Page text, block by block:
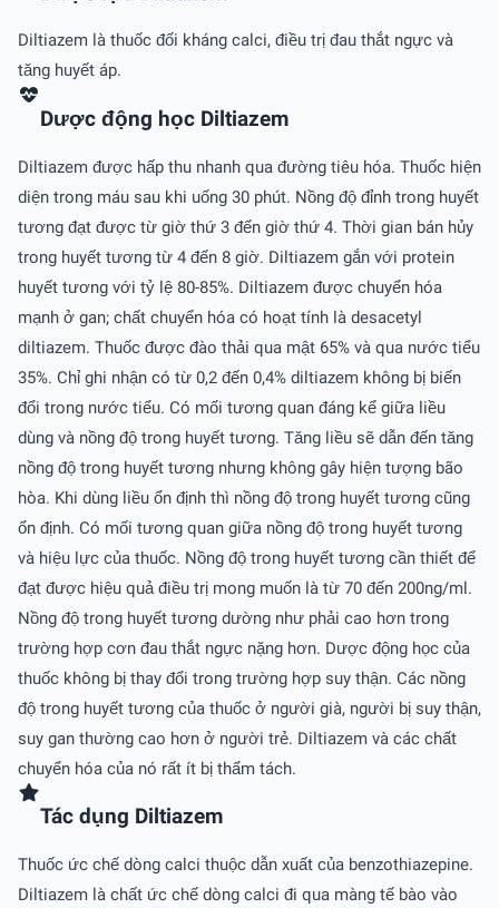
Diltiazem là thuốc đối kháng calci, điều trị đau thắt ngực và
tăng huyết áp.
Dược động học Diltiazem
Diltiazem được hấp thu nhanh qua đường tiêu hóa. Thuốc hiện
diện trong máu sau khi uống 30 phút. Nồng độ đỉnh trong huyết
tương đạt được từ giờ thứ 3 đến giờ thứ 4. Thời gian bán hủy
trong huyết tương từ 4 đến 8 giờ. Diltiazem gắn với protein
huyết tương với tỷ lệ 80-85%. Diltiazem được chuyển hóa
mạnh ở gan; chất chuyển hóa có hoạt tính là desacetyl
diltiazem. Thuốc được đào thải qua mật 65% và qua nước tiểu
35%. Chỉ ghi nhận có từ 0,2 đến 0,4% diltiazem không bị biến
đổi trong nước tiểu. Có mối tương quan đáng kể giữa liều
dùng và nồng độ trong huyết tương. Tăng liều sẽ dẫn đến tăng
nồng độ trong huyết tương nhưng không gây hiện tượng bão
hòa. Khi dùng liều ổn định thì nồng độ trong huyết tương cũng
ổn định. Có mối tương quan giữa nồng độ trong huyết tương
và hiệu lực của thuốc. Nồng độ trong huyết tương cần thiết để
đạt được hiệu quả điều trị mong muốn là từ 70 đến 200ng/ml.
Nồng độ trong huyết tương dường như phải cao hơn trong
trường hợp cơn đau thắt ngực nặng hơn. Dược động học của
thuốc không bị thay đổi trong trường hợp suy thận. Các nồng
độ trong huyết tương của thuốc ở người già, người bị suy thận,
suy gan thường cao hơn ở người trẻ. Diltiazem và các chất
chuyển hóa của nó rất ít bị thẩm tách.
Tác dụng Diltiazem
Thuốc ức chế dòng calci thuộc dẫn xuất của benzothiazepine.
Diltiazem là chất ức chế dòng calci đi qua màng tế bào vào